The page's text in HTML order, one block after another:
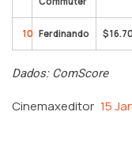
10 Ferdinando
Dados: ComScore
Cinemaxeditor 15